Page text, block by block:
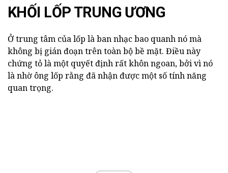
KHỐI LỐP TRUNG ƯƠNG
Ở trung tâm của lốp là ban nhạc bao quanh nó mà
không bị gián đoạn trên toàn bộ bề mặt. Điều này
chứng tỏ là một quyết định rất khôn ngoan, bởi vì nó
là nhờ ông lốp rằng đã nhận được một số tính năng
quan trọng.